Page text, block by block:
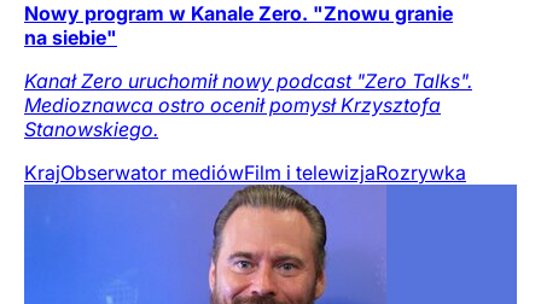
Nowy program w Kanale Zero. "Znowu granie
na siebie"
Kanał Zero uruchomił nowy podcast "Zero Talks".
Medioznawca ostro ocenił pomysł Krzysztofa
Stanowskiego.
KrajObserwator mediówFilm i telewizjaRozrywka